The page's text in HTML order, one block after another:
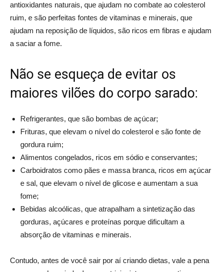
antioxidantes naturais, que ajudam no combate ao colesterol
ruim, e são perfeitas fontes de vitaminas e minerais, que
ajudam na reposição de líquidos, são ricos em fibras e ajudam
a saciar a fome.
Não se esqueça de evitar os
maiores vilões do corpo sarado:
Refrigerantes, que são bombas de açúcar;
Frituras, que elevam o nível do colesterol e são fonte de
gordura ruim;
Alimentos congelados, ricos em sódio e conservantes;
Carboidratos como pães e massa branca, ricos em açúcar
e sal, que elevam o nível de glicose e aumentam a sua
fome;
Bebidas alcoólicas, que atrapalham a sintetização das
gorduras, açúcares e proteínas porque dificultam a
absorção de vitaminas e minerais.
Contudo, antes de você sair por aí criando dietas, vale a pena